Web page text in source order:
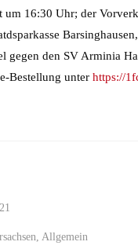
um 16:30 Uhr; der
gegen den SV Arminia
Bestellung unter https://
, Allgemein